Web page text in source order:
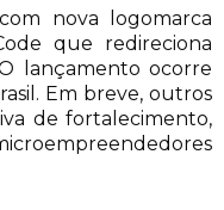
nova logomarca
que redireciona
lançamento ocorre
Em breve, outros
de fortalecimento,